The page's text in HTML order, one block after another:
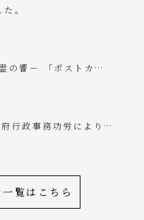
。
の響－ 「ポストカ…
行政事務功労により…
覧はこちら